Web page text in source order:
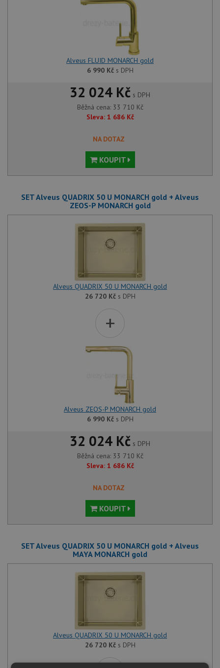
Alveus FLUID MONARCH gold
6 990 Kčs DPH
32 024 Kč s DPH
Běžná cena: 33 710 Kč
Sleva: 1 686 Kč
NA DOTAZ
KOUPIT
SET Alveus QUADRIX 50 U MONARCH gold + Alveus
ZEOS-P MONARCH gold
Alveus QUADRIX 50 U MONARCH gold
26 720 Kčs DPH
+
Alveus ZEOS-P MONARCH gold
6 990 Kčs DPH
32 024 Kč s DPH
Běžná cena: 33 710 Kč
Sleva: 1 686 Kč
NA DOTAZ
KOUPIT
SET Alveus QUADRIX 50 U MONARCH gold + Alveus
MAYA MONARCH gold
Alveus QUADRIX 50 U MONARCH gold
26 720 Kčs DPH